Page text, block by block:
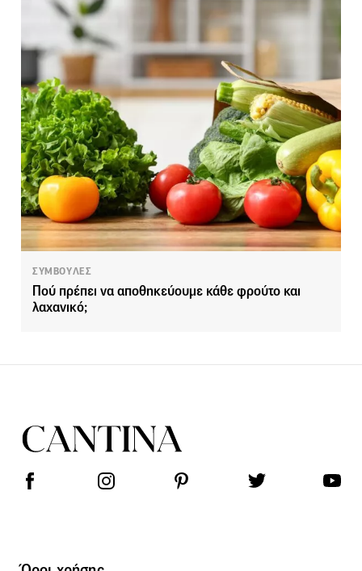
ΣΥΜΒΟΥΛΕΣ
Πού πρέπει να αποθηκεύουμε κάθε φρούτο και
λαχανικό;